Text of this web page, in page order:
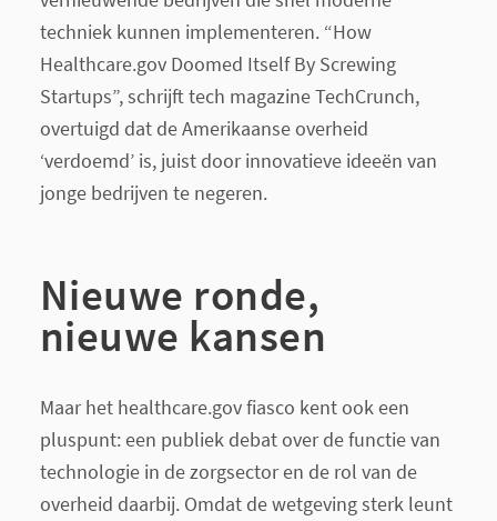
techniek kunnen implementeren. “How
Healthcare.gov Doomed Itself By Screwing
Startups”, schrijft tech magazine TechCrunch,
overtuigd dat de Amerikaanse overheid
‘verdoemd’ is, juist door innovatieve ideeën van
jonge bedrijven te negeren.
Nieuwe ronde,
nieuwe kansen
Maar het healthcare.gov fiasco kent ook een
pluspunt: een publiek debat over de functie van
technologie in de zorgsector en de rol van de
overheid daarbij. Omdat de wetgeving sterk leunt